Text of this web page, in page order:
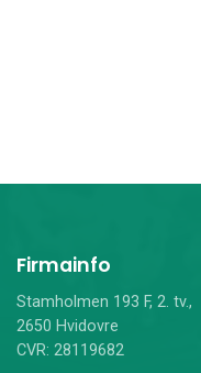
Firmainfo
Stamholmen 193 F, 2. tv.,
2650 Hvidovre
CVR: 28119682